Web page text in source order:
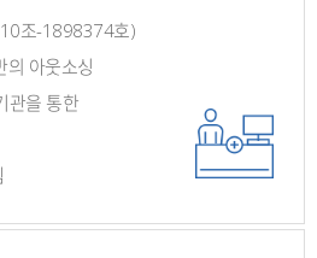
조-1898374호)
의 아웃소싱
관을 통한